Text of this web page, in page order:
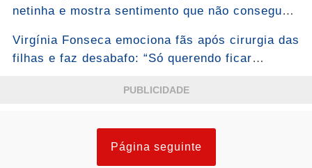
netinha e mostra sentimento que não consegue
Virgínia Fonseca emociona fãs após cirurgia das
filhas e faz desabafo: “Só querendo ficar
PUBLICIDADE
Página seguinte